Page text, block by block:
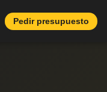
Pedir presupuesto